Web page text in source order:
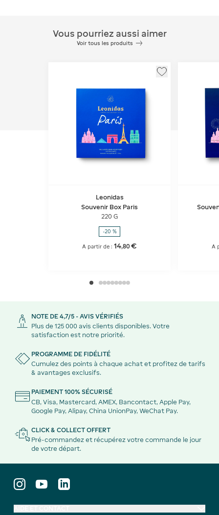
Vous pourriez aussi aimer
Voir tous les produits
Leonidas
Souvenir Box Paris
220 G
-20 %
A partir de : 14,80 € A
NOTE DE 4,7/5 - AVIS VÉRIFIÉS
Plus de 125 000 avis clients disponibles. Votre
satisfaction est notre priorité.
PROGRAMME DE FIDÉLITÉ
Cumulez des points à chaque achat et profitez de tarifs
& avantages exclusifs.
PAIEMENT 100% SÉCURISÉ
CB, Visa, Mastercard, AMEX, Bancontact, Apple Pay,
Google Pay, Alipay, China UnionPay, WeChat Pay.
CLICK & COLLECT OFFERT
Pré-commandez et récupérez votre commande le jour
de votre départ.